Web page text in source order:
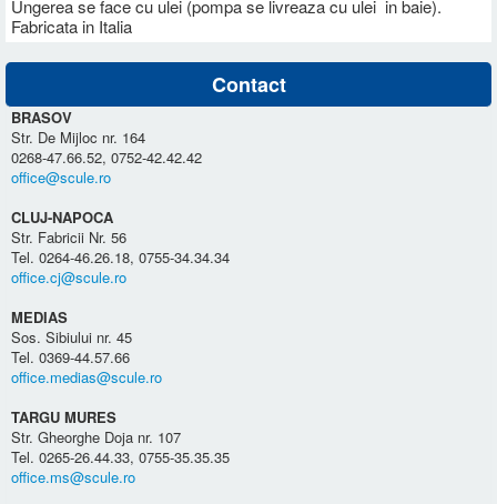
Ungerea se face cu ulei (pompa se livreaza cu ulei in baie).
Fabricata in Italia
Contact
BRASOV
Str. De Mijloc nr. 164
0268-47.66.52, 0752-42.42.42
office@scule.ro
CLUJ-NAPOCA
Str. Fabricii Nr. 56
Tel. 0264-46.26.18, 0755-34.34.34
office.cj@scule.ro
MEDIAS
Sos. Sibiului nr. 45
Tel. 0369-44.57.66
office.medias@scule.ro
TARGU MURES
Str. Gheorghe Doja nr. 107
Tel. 0265-26.44.33, 0755-35.35.35
office.ms@scule.ro